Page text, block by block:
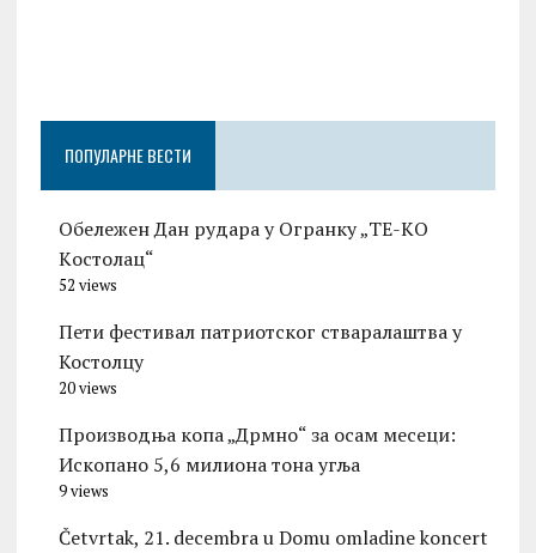
ПОПУЛАРНЕ ВЕСТИ
Обележен Дан рудара у Огранку „ТЕ-KО
Kостолац“
52 views
Пети фестивал патриотског стваралаштва у
Костолцу
20 views
Производња копа „Дрмно“ за осам месеци:
Ископано 5,6 милиона тона угља
9 views
Četvrtak, 21. decembra u Domu omladine koncert